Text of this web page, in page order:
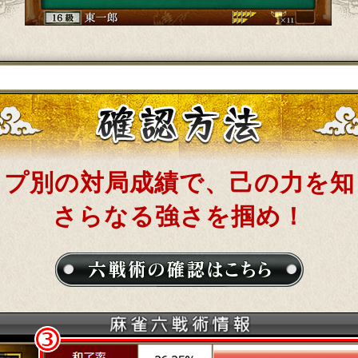
別の対局成績で、己の力を
さらなる強さを掴め！